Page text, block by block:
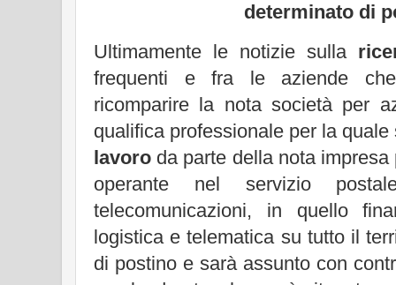
determinato di
Ultimamente le notizie sulla
frequenti e fra le aziende
ricomparire la nota società per
qualifica professionale per la
lavoro da parte della nota
operante nel servizio
telecomunicazioni, in quello
logistica e telematica su tutto il
di postino e sarà assunto con